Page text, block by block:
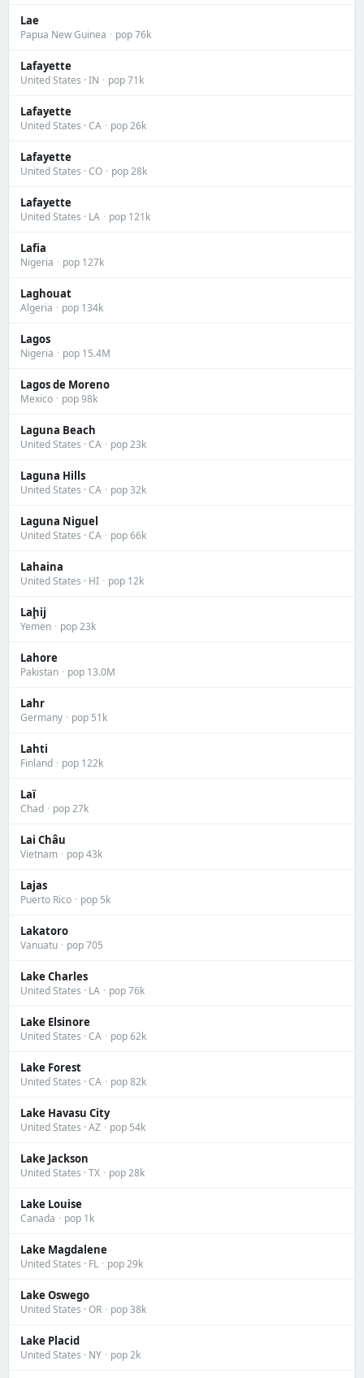
Lae
Papua New Guinea · pop 76k
Lafayette
United States · IN · pop 71k
Lafayette
United States · CA · pop 26k
Lafayette
United States · CO · pop 28k
Lafayette
United States · LA · pop 121k
Lafia
Nigeria · pop 127k
Laghouat
Algeria · pop 134k
Lagos
Nigeria · pop 15.4M
Lagos de Moreno
Mexico · pop 98k
Laguna Beach
United States · CA · pop 23k
Laguna Hills
United States · CA · pop 32k
Laguna Niguel
United States · CA · pop 66k
Lahaina
United States · HI · pop 12k
Laḩij
Yemen · pop 23k
Lahore
Pakistan · pop 13.0M
Lahr
Germany · pop 51k
Lahti
Finland · pop 122k
Laï
Chad · pop 27k
Lai Châu
Vietnam · pop 43k
Lajas
Puerto Rico · pop 5k
Lakatoro
Vanuatu · pop 705
Lake Charles
United States · LA · pop 76k
Lake Elsinore
United States · CA · pop 62k
Lake Forest
United States · CA · pop 82k
Lake Havasu City
United States · AZ · pop 54k
Lake Jackson
United States · TX · pop 28k
Lake Louise
Canada · pop 1k
Lake Magdalene
United States · FL · pop 29k
Lake Oswego
United States · OR · pop 38k
Lake Placid
United States · NY · pop 2k